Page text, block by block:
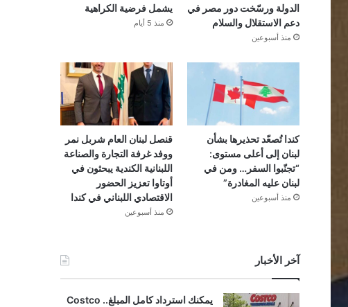
الدولة ورسّخت دور مصر في
دعم الاستقلال والسلام
منذ أسبوعين
يشمل فرضية الكراهية
منذ 5 أيام
كندا تُصعّد تحذيرها بشأن
لبنان إلى أعلى مستوى:
“تجنّبوا السفر… ومن في
لبنان عليه المغادرة”
منذ أسبوعين
قنصل لبنان العام شربل نمر
ووفد غرفة التجارة والصناعة
اللبنانية الكندية يبحثون في
أوتاوا تعزيز الحضور
الاقتصادي اللبناني في كندا
منذ أسبوعين
آخر الأخبار
يمكنك استرداد كامل المبلغ.. Costco